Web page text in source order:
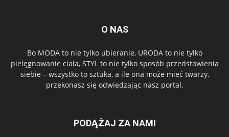
O NAS
Bo MODA to nie tylko ubieranie, URODA to nie tylko
pielęgnowanie ciała, STYL to nie tylko sposób przedstawienia
siebie – wszystko to sztuka, a ile ona może mieć twarzy,
przekonasz się odwiedzając nasz portal.
PODĄŻAJ ZA NAMI